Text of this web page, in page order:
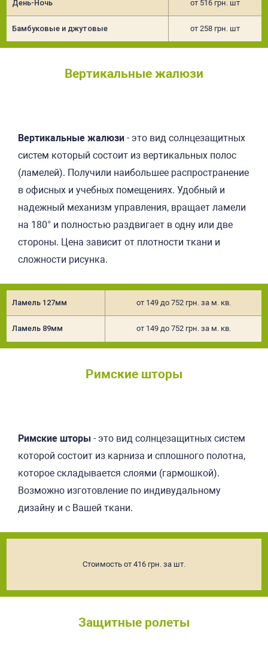
День-Ночь от 516 грн. шт
Бамбуковые и джутовые от 258 грн. шт
Вертикальные жалюзи
Подробнее
Вертикальные жалюзи - это вид солнцезащитных
систем который состоит из вертикальных полос
(ламелей). Получили наибольшее распространение
в офисных и учебных помещениях. Удобный и
надежный механизм управления, вращает ламели
на 180° и полностью раздвигает в одну или две
стороны. Цена зависит от плотности ткани и
сложности рисунка.
Ламель 127мм от 149 до 752 грн. за м. кв.
Ламель 89мм от 149 до 752 грн. за м. кв.
Римские шторы
Подробнее
Римские шторы - это вид солнцезащитных систем
которой состоит из карниза и сплошного полотна,
которое складывается слоями (гармошкой).
Возможно изготовление по индивудальному
дизайну и с Вашей ткани.
Стоимость от 416 грн. за шт.
Защитные ролеты
Подробнее